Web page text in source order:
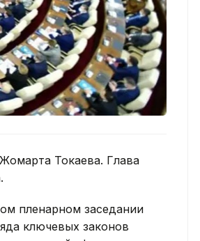
Токаева. Глава
пленарном заседании
ключевых законов